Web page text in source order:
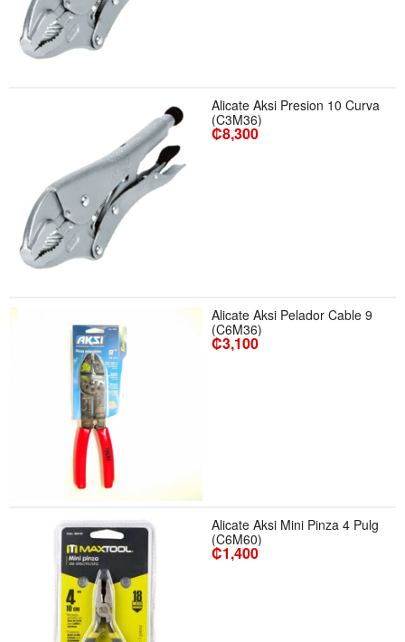
Alicate Aksi Presion 10 Curva
(C3M36)
₡8,300
Alicate Aksi Pelador Cable 9
(C6M36)
₡3,100
Alicate Aksi Mini Pinza 4 Pulg
(C6M60)
₡1,400